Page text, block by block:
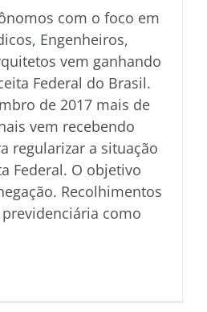
com o foco em
Engenheiros,
vem ganhando
Federal do Brasil.
de 2017 mais de
vem recebendo
regularizar a situação
Federal. O objetivo
Recolhimentos
como